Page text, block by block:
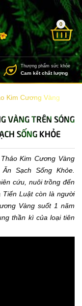
Thượng
0
Kim Cương Vàng
VÀNG TRÊN SÓNG
SỐNG KHỎE
Kim Cương Vàng
Sạch Sống Khỏe.
cứu, nuôi trồng đến
Luật còn là người
Vàng suốt 1 năm
thần kì của loại tiên